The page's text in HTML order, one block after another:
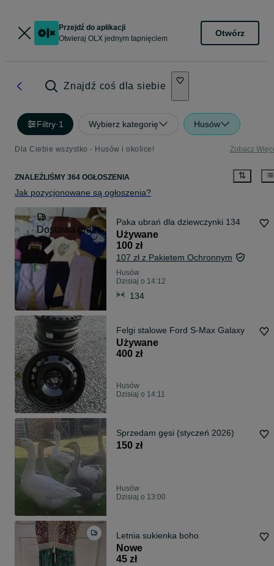
Przejdź do aplikacji
Otwieraj OLX jednym tapnięciem
Otwórz
Znajdź coś dla siebie
Filtry·1 Wybierz kategorię Husów
Dla Ciebie wszystko - Husów i okolice! Zobacz
ZNALEŹLIŚMY 364 OGŁOSZENIA
Jak pozycjonowane są ogłoszenia?
Dostawa gratis
Paka ubrań dla dziewczynki 134
Używane
100 zł
107 zł z Pakietem Ochronnym
Husów
Dzisiaj o 14:12
134
Felgi stalowe Ford S-Max Galaxy
Używane
400 zł
Husów
Dzisiaj o 14:11
Sprzedam gęsi (styczeń 2026)
150 zł
Husów
Dzisiaj o 13:00
Letnia sukienka boho
Nowe
45 zł